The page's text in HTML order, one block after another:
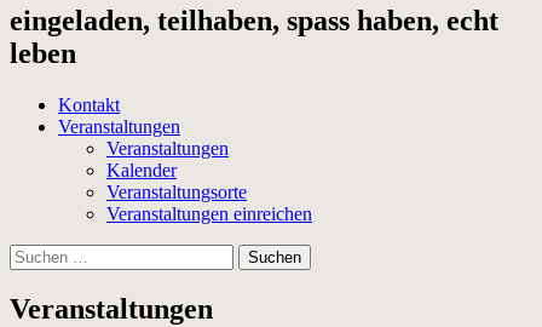
eingeladen, teilhaben, spass haben, echt
leben
Kontakt
Veranstaltungen
Veranstaltungen
Kalender
Veranstaltungsorte
Veranstaltungen einreichen
Suchen
nach:
Veranstaltungen